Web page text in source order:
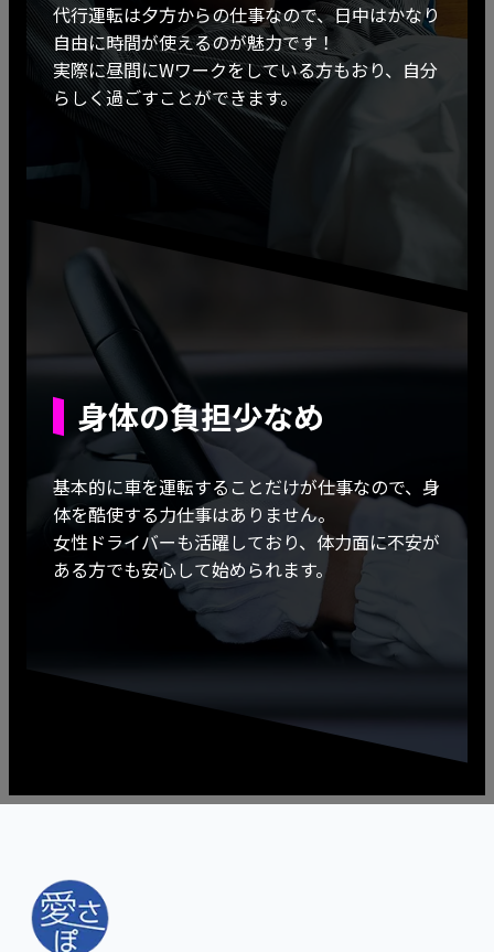
代行運転は夕方からの仕事なので、日中はかなり
自由に時間が使えるのが魅力です！
実際に昼間にWワークをしている方もおり、自分
らしく過ごすことができます。
身体の負担少なめ
基本的に車を運転することだけが仕事なので、身
体を酷使する力仕事はありません。
女性ドライバーも活躍しており、体力面に不安が
ある方でも安心して始められます。